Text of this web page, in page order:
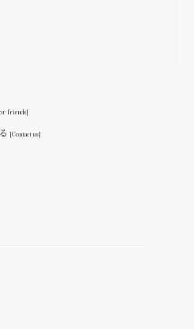
friends]
[Contact us]